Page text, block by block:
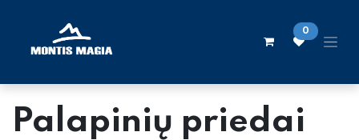
0
Palapinių priedai